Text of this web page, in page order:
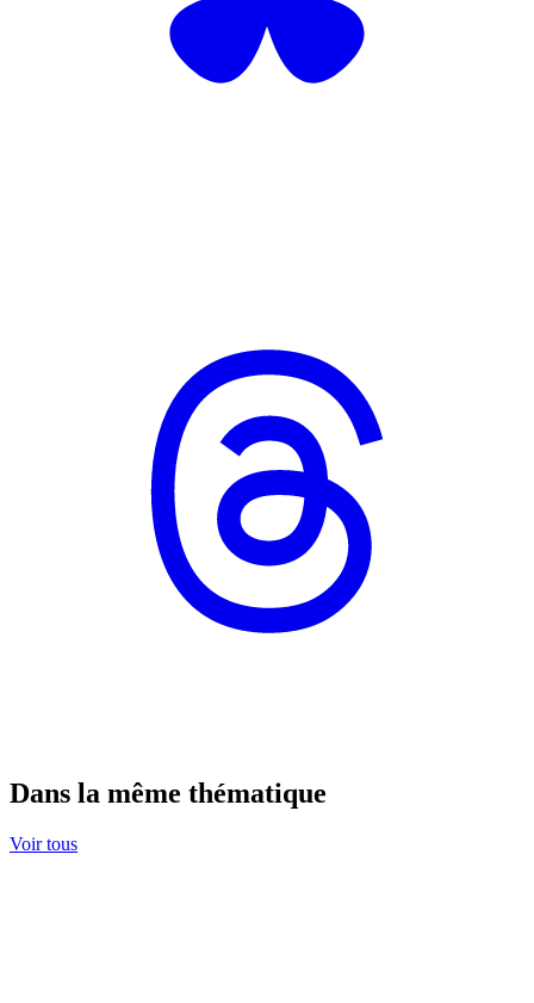
Dans la même thématique
Voir tous